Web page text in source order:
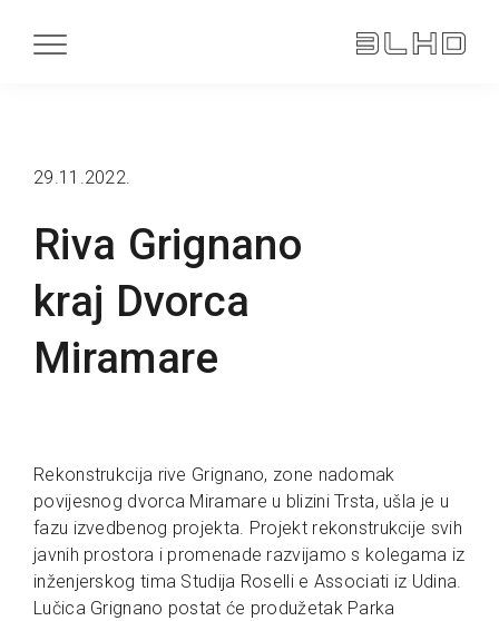
Riva Grignano
kraj Dvorca
Miramare
29.11.2022.
Rekonstrukcija rive Grignano, zone nadomak
povijesnog dvorca Miramare u blizini Trsta, ušla je u
fazu izvedbenog projekta. Projekt rekonstrukcije svih
javnih prostora i promenade razvijamo s kolegama iz
inženjerskog tima Studija Roselli e Associati iz Udina.
Lučica Grignano postat će produžetak Parka